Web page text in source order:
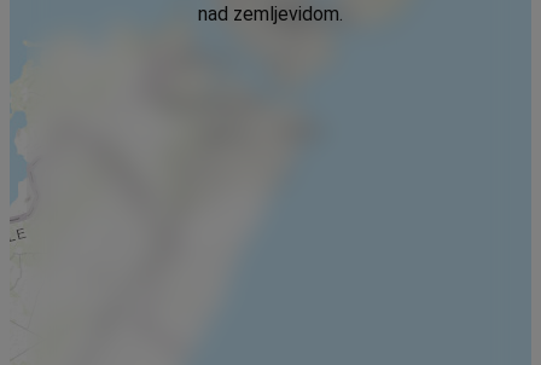
nad zemljevidom.